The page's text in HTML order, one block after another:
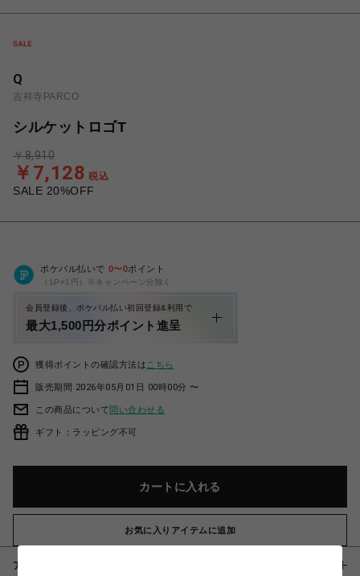
Q
吉祥寺PARCO
シルケットロゴT
SALE 20%OFF
￥7,128 税込
￥8,910
ポケパル払いで 0〜0ポイント
（1P=1円）※キャンペーン分除く
会員登録後、ポケパル払い初回登録&利用で
最大1,500円分ポイント進呈
獲得ポイントの確認方法は こちら
販売期間 2026年05月01日 00時00分 〜
この商品について問い合わせる
ギフト：ラッピング不可
カートに入れる
お気に入りアイテムに追加
アイテム説明 / 素材